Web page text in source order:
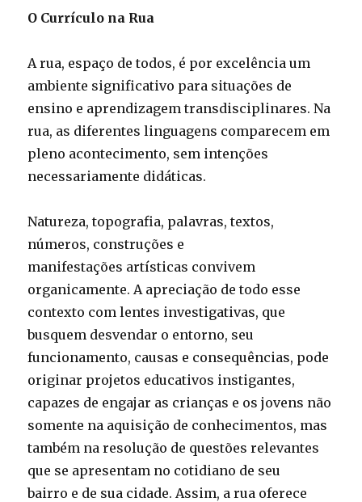
O Currículo na Rua
A rua, espaço de todos, é por excelência um
ambiente significativo para situações de
ensino e aprendizagem transdisciplinares. Na
rua, as diferentes linguagens comparecem em
pleno acontecimento, sem intenções
necessariamente didáticas.
Natureza, topografia, palavras, textos,
números, construções e
manifestações artísticas convivem
organicamente. A apreciação de todo esse
contexto com lentes investigativas, que
busquem desvendar o entorno, seu
funcionamento, causas e consequências, pode
originar projetos educativos instigantes,
capazes de engajar as crianças e os jovens não
somente na aquisição de conhecimentos, mas
também na resolução de questões relevantes
que se apresentam no cotidiano de seu
bairro e de sua cidade. Assim, a rua oferece